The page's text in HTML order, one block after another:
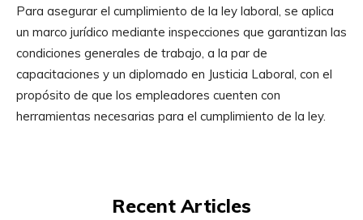
Para asegurar el cumplimiento de la ley laboral, se aplica
un marco jurídico mediante inspecciones que garantizan las
condiciones generales de trabajo, a la par de
capacitaciones y un diplomado en Justicia Laboral, con el
propósito de que los empleadores cuenten con
herramientas necesarias para el cumplimiento de la ley.
Recent Articles